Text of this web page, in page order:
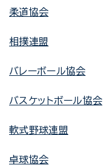
柔道協会
相撲連盟
バレーボール協会
バスケットボール協会
軟式野球連盟
卓球協会